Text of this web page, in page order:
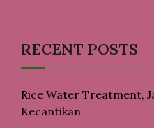
RECENT POSTS
Rice Water Treatment,
Kecantikan